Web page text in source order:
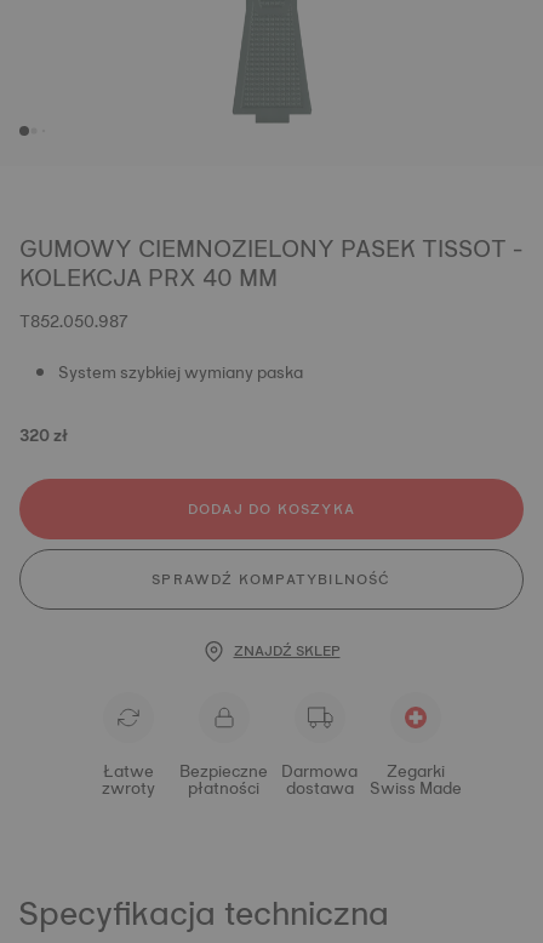
GUMOWY CIEMNOZIELONY PASEK TISSOT -
KOLEKCJA PRX 40 MM
T852.050.987
System szybkiej wymiany paska
320 zł
DODAJ DO KOSZYKA
SPRAWDŹ KOMPATYBILNOŚĆ
ZNAJDŹ SKLEP
Łatwe
zwroty
Bezpieczne
płatności
Darmowa
dostawa
Zegarki
Swiss Made
Specyfikacja techniczna